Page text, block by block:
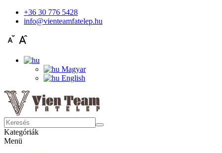
+36 30 776 5428
info@vienteamfatelep.hu
Magyar
English
Kategóriák
Menü